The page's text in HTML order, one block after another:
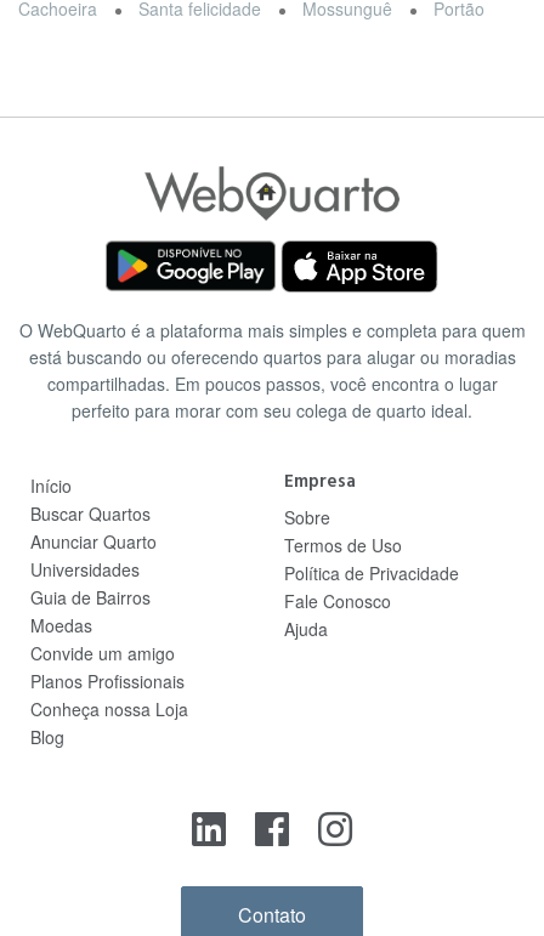
Cachoeira
Santa felicidade Mossunguê Portão
O WebQuarto é a plataforma mais simples e completa para quem
está buscando ou oferecendo quartos para alugar ou moradias
compartilhadas. Em poucos passos, você encontra o lugar
perfeito para morar com seu colega de quarto ideal.
Início
Buscar Quartos
Anunciar Quarto
Universidades
Guia de Bairros
Moedas
Convide um amigo
Planos Profissionais
Conheça nossa Loja
Blog
Empresa
Sobre
Termos de Uso
Política de Privacidade
Fale Conosco
Ajuda
Contato